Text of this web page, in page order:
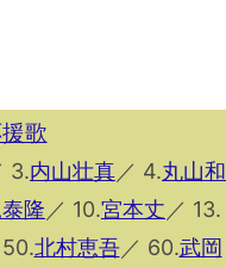
歌
3.内山壮真／ 4.丸山和
隆 ／ 10.宮本丈 ／ 13.
北村恵吾／ 60.武岡